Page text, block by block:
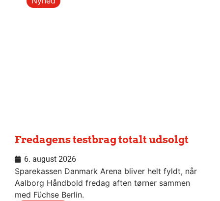
Fredagens testbrag totalt udsolgt
6. august 2026
Sparekassen Danmark Arena bliver helt fyldt, når
Aalborg Håndbold fredag aften tørner sammen
med Füchse Berlin.